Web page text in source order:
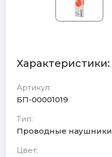
Характеристики:
Артикул:
БП-00001019
Тип:
Проводные наушники
Цвет: